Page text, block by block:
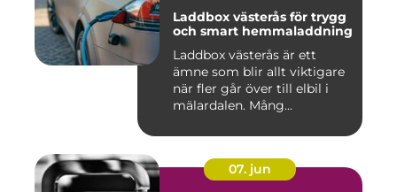
Laddbox västerås för trygg
och smart hemmaladdning
Laddbox västerås är ett
ämne som blir allt viktigare
när fler går över till elbil i
mälardalen. Mång...
07. jun